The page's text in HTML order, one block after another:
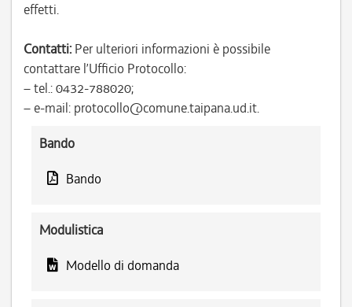
effetti.
Contatti: Per ulteriori informazioni è possibile
contattare l’Ufficio Protocollo:
– tel.: 0432-788020;
– e-mail: protocollo@comune.taipana.ud.it.
Bando
Bando
Modulistica
Modello di domanda